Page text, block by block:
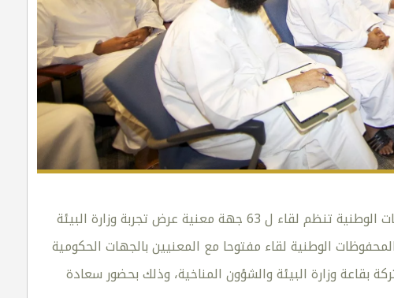
الوثائق المشتركة خطة عمل متكاملة لتطبيق النظام هيئة الوثائق والمحفوظات الوطنية تنظم لقاء ل 63 جهة معنية عرض تجربة وزارة البيئة
الوطنية لقاء مفتوحا مع المعنيين بالجهات الحكومية
بقاعة وزارة البيئة والشؤون المناخية، وذلك بحضور سعادة